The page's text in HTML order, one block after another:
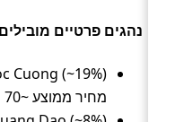
נהגים פרטיים
מחיר ממוצע ~70 ₪